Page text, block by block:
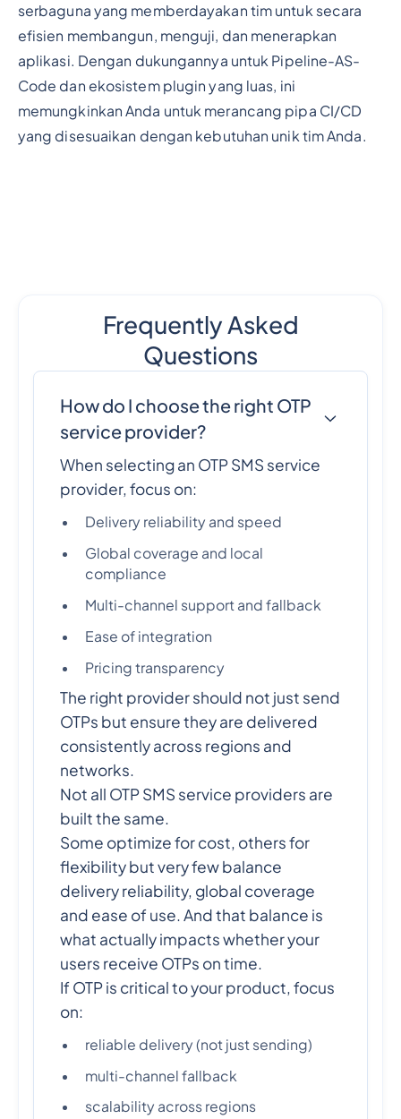
serbaguna yang memberdayakan tim untuk secara
efisien membangun, menguji, dan menerapkan
aplikasi. Dengan dukungannya untuk Pipeline-AS-
Code dan ekosistem plugin yang luas, ini
memungkinkan Anda untuk merancang pipa CI/CD
yang disesuaikan dengan kebutuhan unik tim Anda.
Frequently Asked
Questions
How do I choose the right OTP
service provider?
When selecting an OTP SMS service
provider, focus on:
Delivery reliability and speed
Global coverage and local
compliance
Multi-channel support and fallback
Ease of integration
Pricing transparency
The right provider should not just send
OTPs but ensure they are delivered
consistently across regions and
networks.
Not all OTP SMS service providers are
built the same.
Some optimize for cost, others for
flexibility but very few balance
delivery reliability, global coverage
and ease of use. And that balance is
what actually impacts whether your
users receive OTPs on time.
If OTP is critical to your product, focus
on:
reliable delivery (not just sending)
multi-channel fallback
scalability across regions